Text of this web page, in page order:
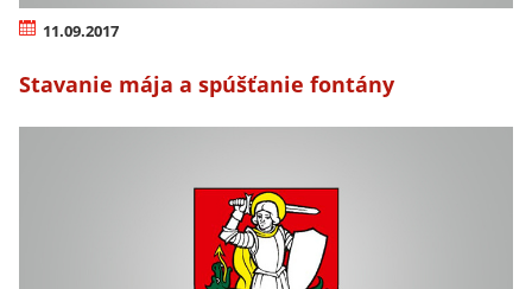
11.09.2017
Stavanie mája a spúšťanie fontány